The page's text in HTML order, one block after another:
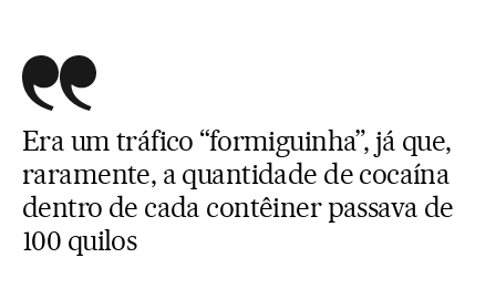
Era um tráfico “formiguinha”, já que,
raramente, a quantidade de cocaína
dentro de cada contêiner passava de
100 quilos